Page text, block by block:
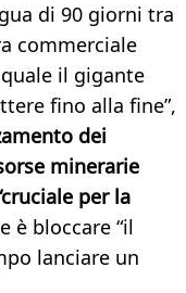
di 90 giorni tra
commerciale
il gigante
fino alla fine”,
dei
minerarie
per la
è bloccare “il
lanciare un